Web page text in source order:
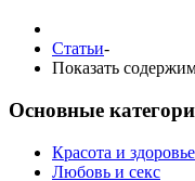
Статьи-
Показать
Основные
Красота и здоровье
Любовь и секс